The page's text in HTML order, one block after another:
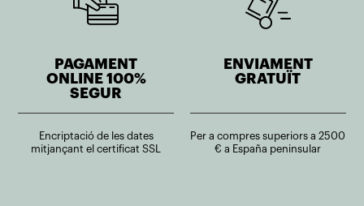
PAGAMENT
ONLINE 100%
SEGUR
Encriptació de les dates
mitjançant el certificat SSL
ENVIAMENT
GRATUÏT
Per a compres superiors a 2500
€ a España peninsular